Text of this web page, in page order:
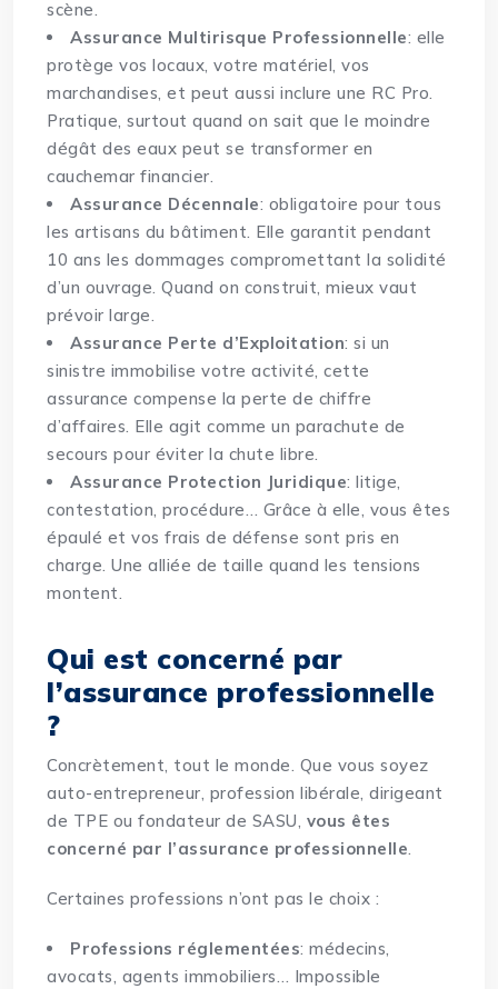
scène.
Assurance Multirisque Professionnelle: elle
protège vos locaux, votre matériel, vos
marchandises, et peut aussi inclure une RC Pro.
Pratique, surtout quand on sait que le moindre
dégât des eaux peut se transformer en
cauchemar financier.
Assurance Décennale: obligatoire pour tous
les artisans du bâtiment. Elle garantit pendant
10 ans les dommages compromettant la solidité
d’un ouvrage. Quand on construit, mieux vaut
prévoir large.
Assurance Perte d’Exploitation: si un
sinistre immobilise votre activité, cette
assurance compense la perte de chiffre
d’affaires. Elle agit comme un parachute de
secours pour éviter la chute libre.
Assurance Protection Juridique: litige,
contestation, procédure… Grâce à elle, vous êtes
épaulé et vos frais de défense sont pris en
charge. Une alliée de taille quand les tensions
montent.
Qui est concerné par
l’assurance professionnelle
?
Concrètement, tout le monde. Que vous soyez
auto-entrepreneur, profession libérale, dirigeant
de TPE ou fondateur de SASU, vous êtes
concerné par l’assurance professionnelle.
Certaines professions n’ont pas le choix :
Professions réglementées: médecins,
avocats, agents immobiliers… Impossible